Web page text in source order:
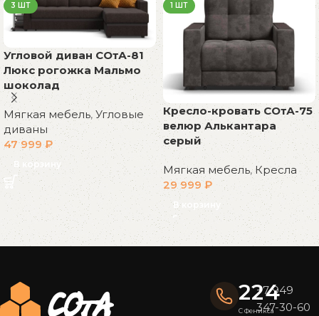
3 ШТ
Угловой диван СОтА-81
Люкс рогожка Мальмо
шоколад
Мягкая мебель, Угловые
диваны
47 999₽
В корзину
1 ШТ
Кресло-кровать СОтА-75
велюр Алькантара
серый
Мягкая мебель,Кресла
29 999₽
В корзину
Read More
224
С Феникса
+7 949
347-30-60